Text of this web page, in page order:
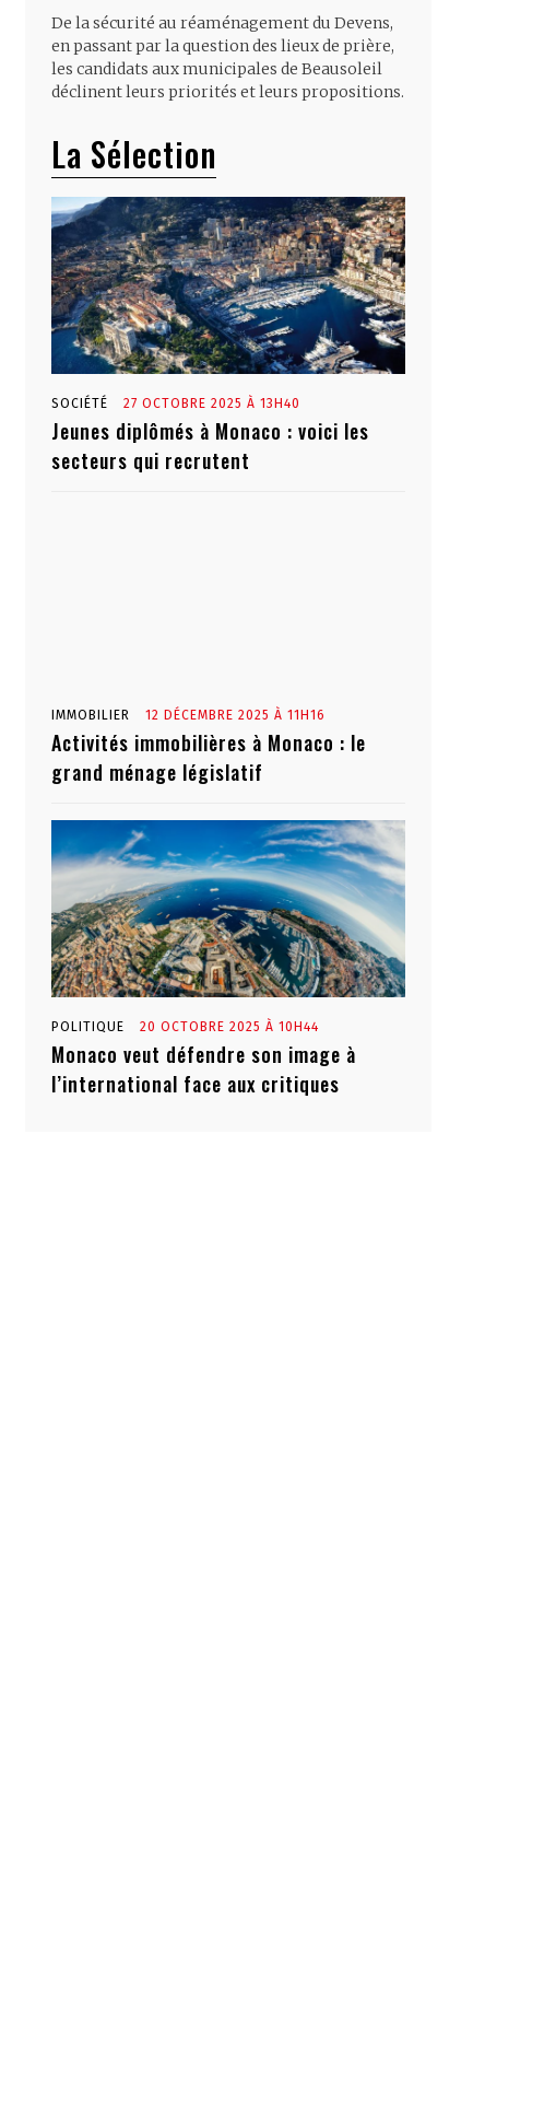
De la sécurité au réaménagement du Devens,
en passant par la question des lieux de prière,
les candidats aux municipales de Beausoleil
déclinent leurs priorités et leurs propositions.
La Sélection
SOCIÉTÉ 27 OCTOBRE 2025 À 13H40
Jeunes diplômés à Monaco : voici les
secteurs qui recrutent
IMMOBILIER 12 DÉCEMBRE 2025 À 11H16
Activités immobilières à Monaco : le
grand ménage législatif
POLITIQUE 20 OCTOBRE 2025 À 10H44
Monaco veut défendre son image à
l’international face aux critiques